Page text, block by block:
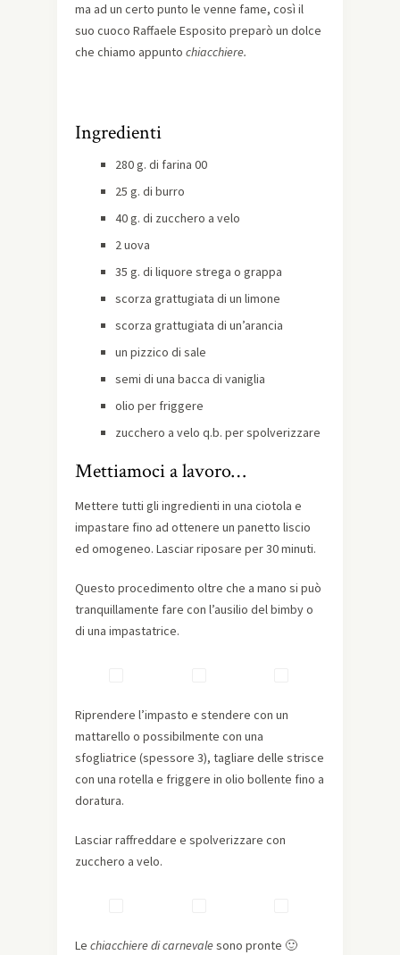
ma ad un certo punto le venne fame, così il
suo cuoco Raffaele Esposito preparò un dolce
che chiamo appunto chiacchiere.
Ingredienti
280 g. di farina 00
25 g. di burro
40 g. di zucchero a velo
2 uova
35 g. di liquore strega o grappa
scorza grattugiata di un limone
scorza grattugiata di un’arancia
un pizzico di sale
semi di una bacca di vaniglia
olio per friggere
zucchero a velo q.b. per spolverizzare
Mettiamoci a lavoro…
Mettere tutti gli ingredienti in una ciotola e
impastare fino ad ottenere un panetto liscio
ed omogeneo. Lasciar riposare per 30 minuti.
Questo procedimento oltre che a mano si può
tranquillamente fare con l’ausilio del bimby o
di una impastatrice.
Riprendere l’impasto e stendere con un
mattarello o possibilmente con una
sfogliatrice (spessore 3), tagliare delle strisce
con una rotella e friggere in olio bollente fino a
doratura.
Lasciar raffreddare e spolverizzare con
zucchero a velo.
Le chiacchiere di carnevalesono pronte 🙂